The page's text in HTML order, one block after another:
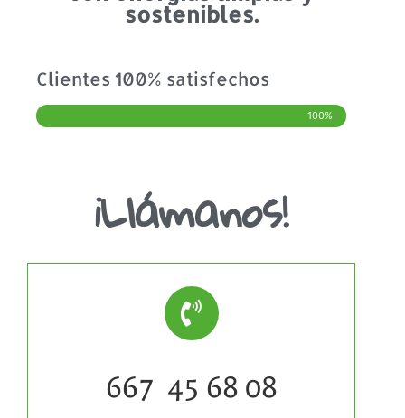
sostenibles.
Clientes 100% satisfechos
100%
¡Llámanos!
667 45 68 08